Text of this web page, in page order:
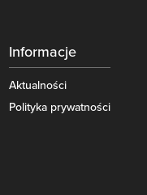
Informacje
Aktualności
Polityka prywatności